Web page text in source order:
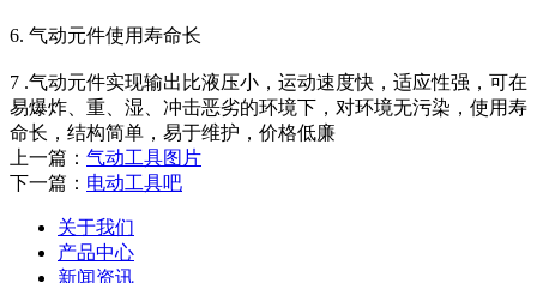
6. 气动元件使用寿命长
7 .气动元件实现输出比液压小，运动速度快，适应性强，可在
易爆炸、重、湿、冲击恶劣的环境下，对环境无污染，使用寿
命长，结构简单，易于维护，价格低廉
上一篇： 气动工具图片
下一篇： 电动工具吧
关于我们
产品中心
新闻资讯